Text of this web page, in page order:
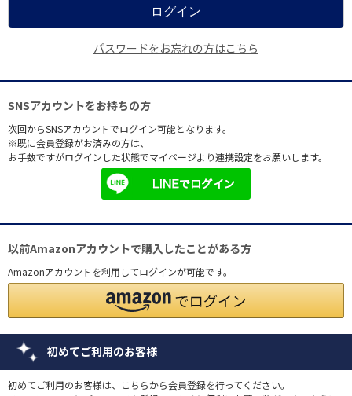
パスワードをお忘れの方はこちら
SNSアカウントをお持ちの方
次回からSNSアカウントでログイン可能となります。
※既に会員登録がお済みの方は、
お手数ですがログインした状態でマイページより連携設定をお願いします。
以前Amazonアカウントで購入したことがある方
Amazonアカウントを利用してログインが可能です。
初めてご利用のお客様
初めてご利用のお客様は、こちらから会員登録を行ってください。